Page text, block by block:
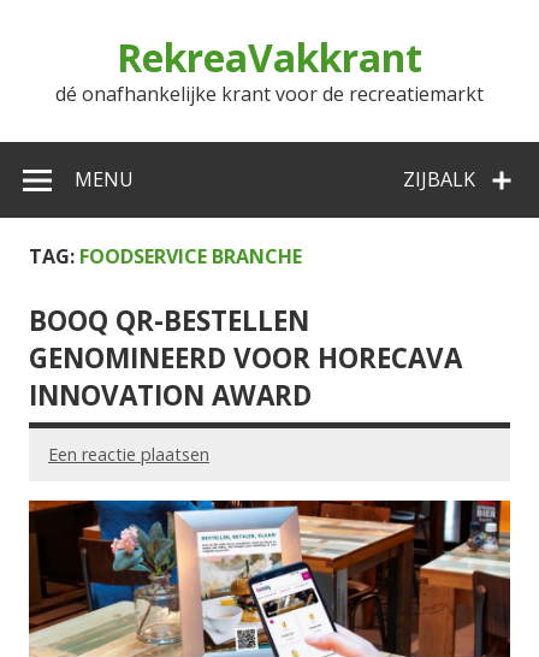
RekreaVakkrant
dé onafhankelijke krant voor de recreatiemarkt
ZIJBALK
MENU
TAG: FOODSERVICE BRANCHE
BOOQ QR-BESTELLEN
GENOMINEERD VOOR HORECAVA
INNOVATION AWARD
Een reactie plaatsen